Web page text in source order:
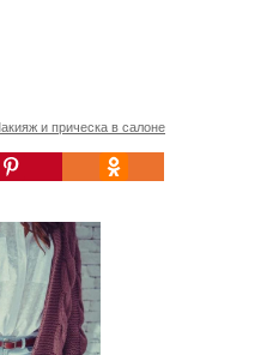
и прическа в салоне